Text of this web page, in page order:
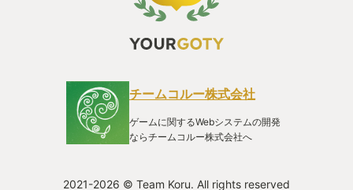
チームコルー株式会社
ゲームに関するWebシステムの開発
ならチームコルー株式会社へ
2021-2026 © Team Koru. All rights reserved